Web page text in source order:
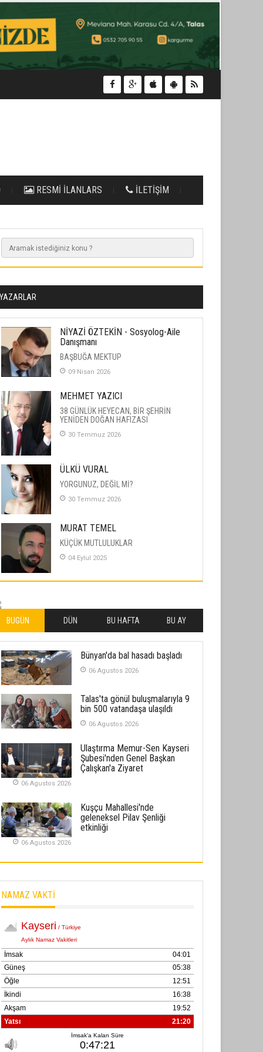
RESMİ İLANLARS İLETİŞİM
YAZARLAR
NİYAZİ ÖZTEKİN - Sosyolog-Aile
Danışmanı
BAŞBUĞA MEKTUP
09 Nisan 2026
MEHMET YAZICI
38 GÜNLÜK HEYECAN, BİR ŞEHRİN
YENİDEN DOĞAN HAFIZASI
30 Temmuz 2026
ÜLKÜ VURAL
YORGUNUZ, DEĞİL Mİ?
30 Temmuz 2026
MURAT TEMEL
KÜÇÜK MUTLULUKLAR
04 Eylul 2025
26 Subat 2026
METİN ERTEM
YENİ HİCRİ YIL VE ÜLKEMİZDE
YAŞANANLAR!
21 Haziran 2026
SEMRA ŞAHİN
KENDİNE UYANMAK
Merve Şimşek
İlgi Alanlarımız ve Biz
SABAHATTİN SÜRMEN
Kayserispor, Rizespor’la Nihayet 3
01 Mayis 2026
BUGÜN DÜN BU HAFTA BU AY
Bünyan'da bal hasadı başladı
06 Agustos 2026
Talas'ta gönül buluşmalarıyla 9
bin 500 vatandaşa ulaşıldı
06 Agustos 2026
Ulaştırma Memur-Sen Kayseri
Şubesi'nden Genel Başkan
Çalışkan'a Ziyaret
06 Agustos 2026
Kuşçu Mahallesi'nde
geleneksel Pilav Şenliği
etkinliği
06 Agustos 2026
NAMAZ VAKTİ